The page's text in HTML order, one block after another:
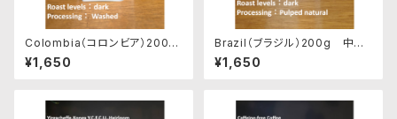
Colombia（コロンビア）200g
深煎り
¥1,650
Brazil（ブラジル）200g 中深
煎り
¥1,650